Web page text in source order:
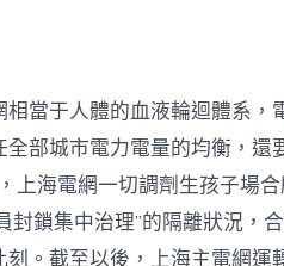
當于人體的血液輪迴體系，
部城市電力電量的均衡，還
上海電網一切調劑生孩子場
封鎖集中治理”的隔離狀況，
。截至以後，上海主電網運